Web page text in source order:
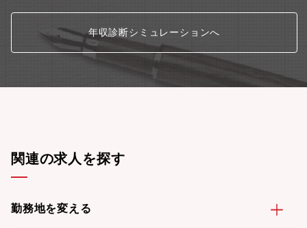
年収診断シミュレーションへ
関連の求人を探す
勤務地を変える